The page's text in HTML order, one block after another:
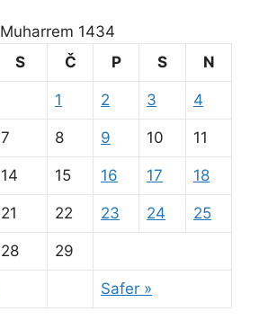
Muharrem 1434
S Č P S N
Safer »
1 2 3 4
7 8 9 10 11
14 15 16 17 18
21 22 23 24 25
28 29